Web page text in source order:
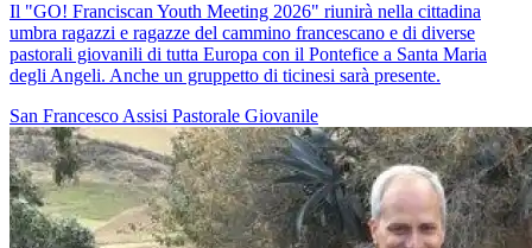
Il "GO! Franciscan Youth Meeting 2026" riunirà nella cittadina
umbra ragazzi e ragazze del cammino francescano e di diverse
pastorali giovanili di tutta Europa con il Pontefice a Santa Maria
degli Angeli. Anche un gruppetto di ticinesi sarà presente.
San FrancescoAssisi Pastorale Giovanile